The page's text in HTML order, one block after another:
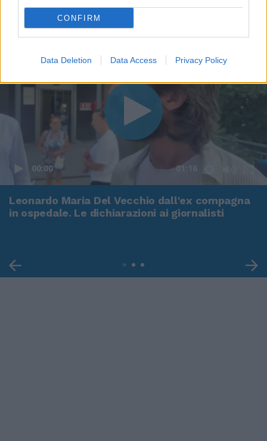
CONFIRM
Data Deletion Data Access Privacy Policy
00:00 01:16
Leonardo Maria Del Vecchio dall'ex compagna
in ospedale. Le dichiarazioni ai giornalisti